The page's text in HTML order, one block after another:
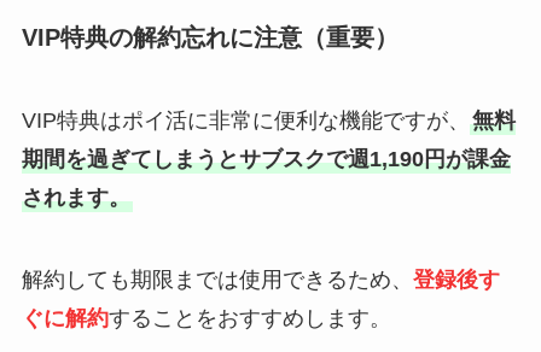
VIP特典の解約忘れに注意（重要）
VIP特典はポイ活に非常に便利な機能ですが、 無料
期間を過ぎてしまうとサブスクで週1,190円が課金
されます。
解約しても期限までは使用できるため、 登録後す
ぐに解約することをおすすめします。